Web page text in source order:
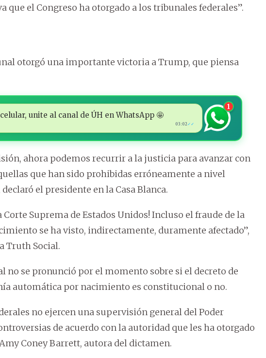
que el Congreso ha otorgado a los tribunales federales”.
otorgó una importante victoria a Trump, que piensa
unite al canal de ÚH en WhatsApp 🤩
03:02✓✓
1
ahora podemos recurrir a la justicia para avanzar con
que han sido prohibidas erróneamente a nivel
el presidente en la Casa Blanca.
Corte Suprema de Estados Unidos! Incluso el fraude de la
se ha visto, indirectamente, duramente afectado”,
Truth Social.
no se pronunció por el momento sobre si el decreto de
automática por nacimiento es constitucional o no.
no ejercen una supervisión general del Poder
de acuerdo con la autoridad que les ha otorgado
Coney Barrett, autora del dictamen.